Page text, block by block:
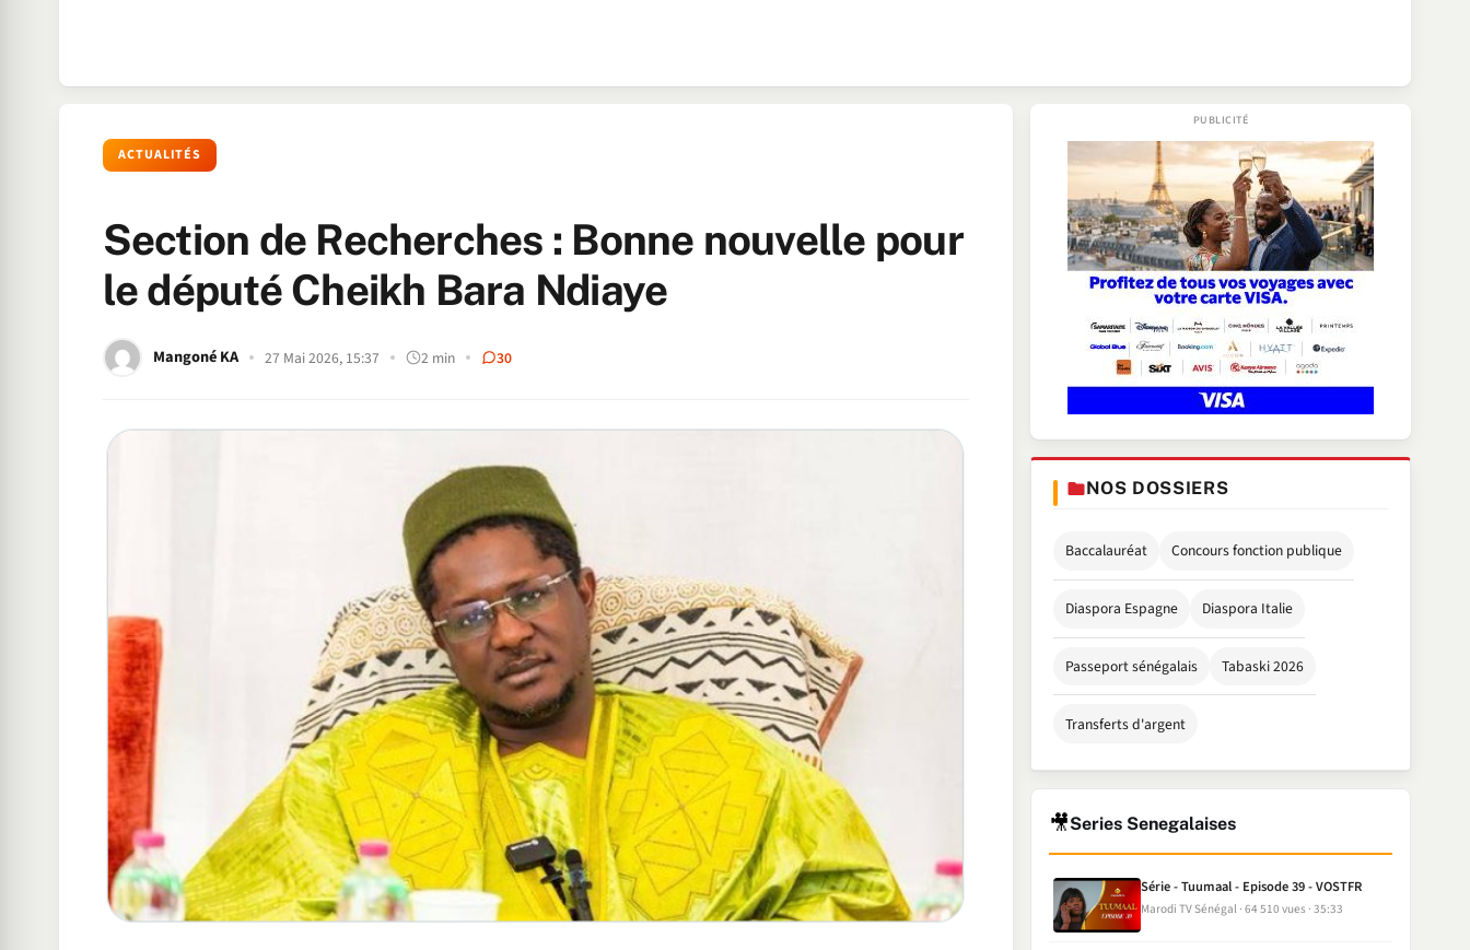
ACTUALITÉS
Section de Recherches : Bonne nouvelle pour
le député Cheikh Bara Ndiaye
Mangoné KA 27 Mai 2026, 15:37 2 min 30
NOS DOSSIERS
Baccalauréat Concours fonction publique
Diaspora Espagne Diaspora Italie
Passeport sénégalais Tabaski 2026
Transferts d'argent
🎥Series Senegalaises
Série - Tuumaal - Episode 39 - VOSTFR
Marodi TV Sénégal 64 510 vues 35:33